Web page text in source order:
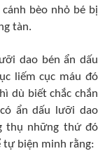
bèo nhỏ bé bị
tàn.
dao bén ẩn dấu
liếm cục máu đó
dù biết chắc chắn
ẩn dấu lưỡi dao
thụ những thứ đó
tự biện minh rằng: